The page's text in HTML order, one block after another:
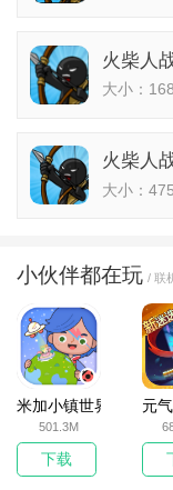
火柴人
大小：
火柴人
大小：
小伙伴都在玩 / 联
米加小镇世界2025官
501.3M
下载
元